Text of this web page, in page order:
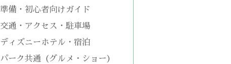
準備・初心者向けガイド
交通・アクセス・駐車場
ディズニーホテル・宿泊
パーク共通（グルメ・ショー）